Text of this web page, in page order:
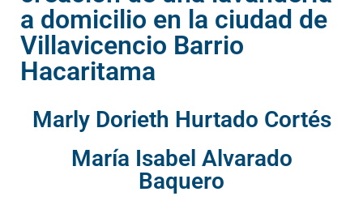
a domicilio en la ciudad de
Villavicencio Barrio
Hacaritama
Marly Dorieth Hurtado Cortés
María Isabel Alvarado
Baquero